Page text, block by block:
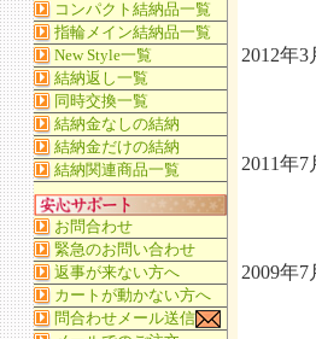
2012年3
2011年7
2009年7